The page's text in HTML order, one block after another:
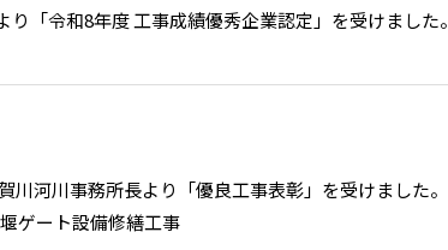
「令和8年度 工事成績優秀企業認定」を受けました。
川河川事務所長より「優良工事表彰」を受けました。
ゲート設備修繕工事